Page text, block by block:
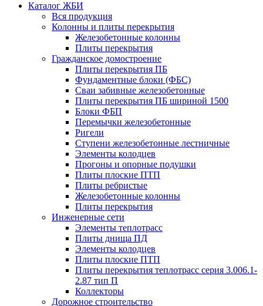
Каталог ЖБИ
Вся продукция
Колонны и плиты перекрытия
Железобетонные колонны
Плиты перекрытия
Гражданское домостроение
Плиты перекрытия ПБ
Фундаментные блоки (ФБС)
Сваи забивные железобетонные
Плиты перекрытия ПБ шириной 1500
Блоки ФБП
Перемычки железобетонные
Ригели
Ступени железобетонные лестничные
Элементы колодцев
Прогоны и опорные подушки
Плиты плоские ПТП
Плиты ребристые
Железобетонные колонны
Плиты перекрытия
Инженерные сети
Элементы теплотрасс
Плиты днища ПД
Элементы колодцев
Плиты плоские ПТП
Плиты перекрытия теплотрасс серия 3.006.1-
2.87 тип П
Коллекторы
Дорожное строительство